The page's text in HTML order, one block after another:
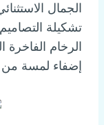
الجمال
تشكيلة
الرخام
إضفاء لمسة من